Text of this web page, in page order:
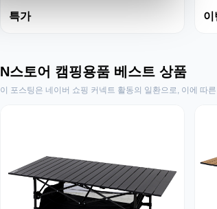
특가 이
N스토어 캠핑용품 베스트 상품
이 포스팅은 네이버 쇼핑 커넥트 활동의 일환으로, 이에 따